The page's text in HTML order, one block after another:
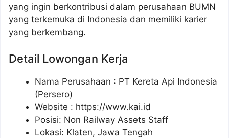
yang ingin berkontribusi dalam perusahaan BUMN
yang terkemuka di Indonesia dan memiliki karier
yang berkembang.
Detail Lowongan Kerja
Nama Perusahaan : PT Kereta Api Indonesia
(Persero)
Website : https://www.kai.id
Posisi: Non Railway Assets Staff
Lokasi: Klaten, Jawa Tengah